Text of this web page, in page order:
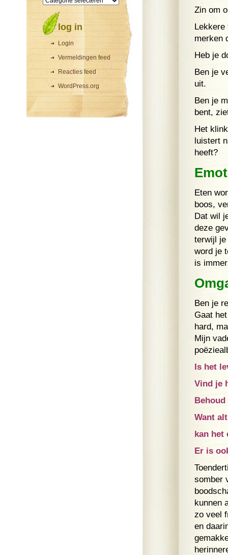
log in
Login
Vermeldingen feed
Reacties feed
WordPress.org
Zin om
Lekkere
merken
Heb je
Ben je
uit.
Ben je
bent,
Het
luistert
heeft?
Eten
boos,
Dat wil
deze
terwijl je
word je
is
Ben je
Gaat
hard,
Mijn
Is het
Vind je
Want
kan het
Er is
somber
kunnen
zo veel
en